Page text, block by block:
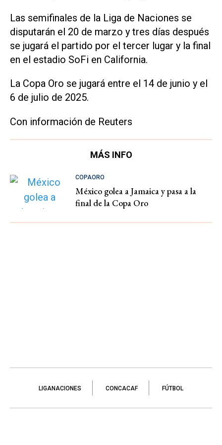
Las semifinales de la Liga de Naciones se
disputarán el 20 de marzo y tres días después
se jugará el partido por el tercer lugar y la final
en el estadio SoFi en California.
La Copa Oro se jugará entre el 14 de junio y el
6 de julio de 2025.
Con información de Reuters
MÁS INFO
COPAORO
México golea a Jamaica y pasa a la
final de la Copa Oro
LIGANACIONES CONCACAF FÚTBOL